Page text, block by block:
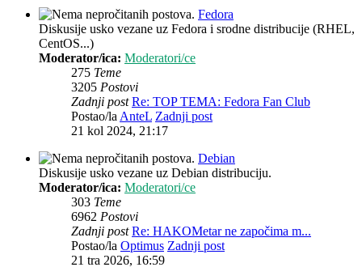
Fedora
Diskusije usko vezane uz Fedora i srodne distribucije (RHEL,
CentOS...)
Moderator/ica: Moderatori/ce
275 Teme
3205 Postovi
Zadnji post Re: TOP TEMA: Fedora Fan Club
Postao/laAnteL Zadnji post
21 kol 2024, 21:17
Debian
Diskusije usko vezane uz Debian distribuciju.
Moderator/ica: Moderatori/ce
303 Teme
6962 Postovi
Zadnji post Re: HAKOMetar ne započima m...
Postao/la Optimus Zadnji post
21 tra 2026, 16:59